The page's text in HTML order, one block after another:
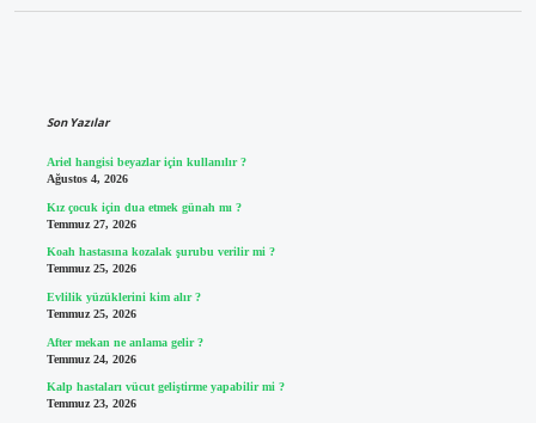
Son Yazılar
Ariel hangisi beyazlar için kullanılır ?
Ağustos 4, 2026
Kız çocuk için dua etmek günah mı ?
Temmuz 27, 2026
Koah hastasına kozalak şurubu verilir mi ?
Temmuz 25, 2026
Evlilik yüzüklerini kim alır ?
Temmuz 25, 2026
After mekan ne anlama gelir ?
Temmuz 24, 2026
Kalp hastaları vücut geliştirme yapabilir mi ?
Temmuz 23, 2026